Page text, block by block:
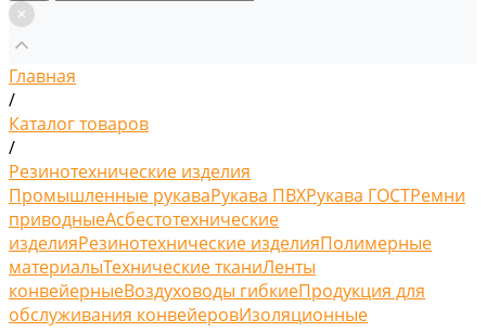
Главная
/
Каталог товаров
/
Резинотехнические изделия
Промышленные рукаваРукава ПВХРукава ГОСТРемни
приводныеАсбестотехнические
изделияРезинотехнические изделияПолимерные
материалыТехнические тканиЛенты
конвейерныеВоздуховоды гибкиеПродукция для
обслуживания конвейеровИзоляционные